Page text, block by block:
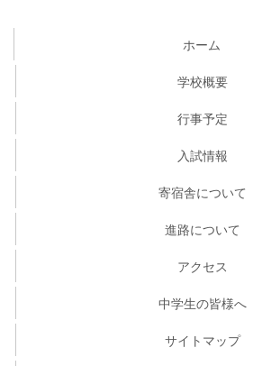
ホーム
学校概要
行事予定
入試情報
寄宿舎について
進路について
アクセス
中学生の皆様へ
サイトマップ